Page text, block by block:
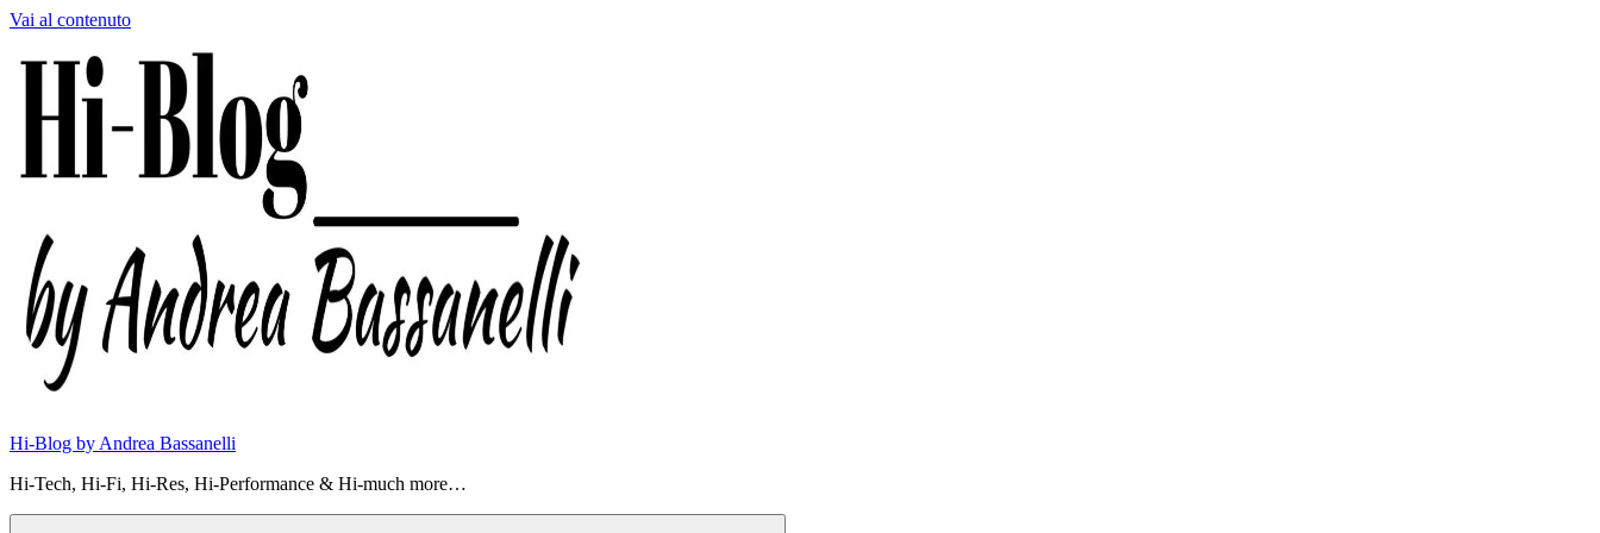
Vai al contenuto
Hi-Blog by Andrea Bassanelli
Hi-Tech, Hi-Fi, Hi-Res, Hi-Performance & Hi-much more…